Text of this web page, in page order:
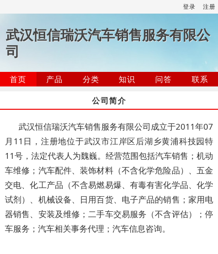
登录 注册
武汉恒信瑞沃汽车销售服务有限公
司
首页 产品 分类 知识 问答
联系
公司简介
武汉恒信瑞沃汽车销售服务有限公司成立于2011年07
月11日，注册地位于武汉市江岸区后湖乡黄浦科技园特
11号，法定代表人为魏巍。经营范围包括汽车销售；机动
车维修；汽车配件、装饰材料（不含化学危险品）、五金
交电、化工产品（不含易燃易爆、有毒有害化学品、化学
试剂）、机械设备、日用百货、电子产品的销售；家用电
器销售、安装及维修；二手车交易服务（不含评估）；停
车服务；汽车相关事务代理；汽车信息咨询。